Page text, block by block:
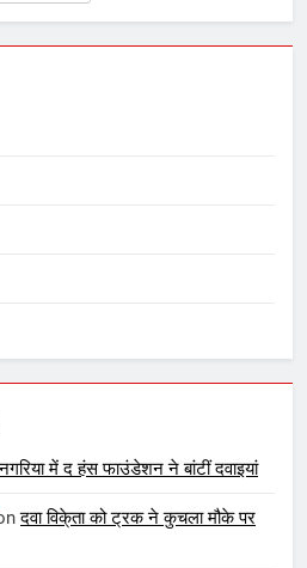
में द हंस फाउंडेशन ने बांटीं दवाइयां
दवा विके्ता को ट्रक ने कुचला मौके पर